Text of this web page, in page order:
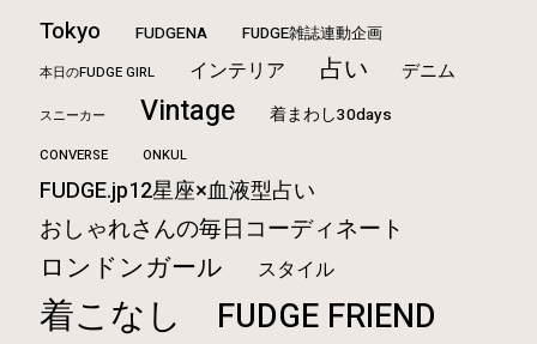
Tokyo FUDGENA FUDGE雑誌連動企画
本日のFUDGE GIRL インテリア 占い デニム
スニーカー Vintage 着まわし30days
CONVERSE ONKUL
FUDGE.jp12星座×血液型占い
おしゃれさんの毎日コーディネート
ロンドンガール スタイル
着こなし FUDGE FRIEND